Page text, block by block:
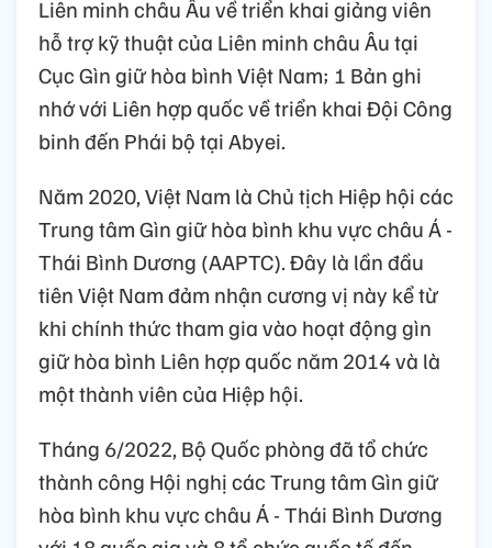
Liên minh châu Âu về triển khai giảng viên
hỗ trợ kỹ thuật của Liên minh châu Âu tại
Cục Gìn giữ hòa bình Việt Nam; 1 Bản ghi
nhớ với Liên hợp quốc về triển khai Đội Công
binh đến Phái bộ tại Abyei.
Năm 2020, Việt Nam là Chủ tịch Hiệp hội các
Trung tâm Gìn giữ hòa bình khu vực châu Á -
Thái Bình Dương (AAPTC). Đây là lần đầu
tiên Việt Nam đảm nhận cương vị này kể từ
khi chính thức tham gia vào hoạt động gìn
giữ hòa bình Liên hợp quốc năm 2014 và là
một thành viên của Hiệp hội.
Tháng 6/2022, Bộ Quốc phòng đã tổ chức
thành công Hội nghị các Trung tâm Gìn giữ
hòa bình khu vực châu Á - Thái Bình Dương